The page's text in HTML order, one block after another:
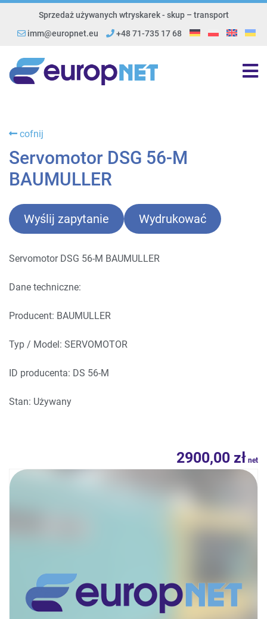
Sprzedaż używanych wtryskarek - skup – transport
imm@europnet.eu
+48 71-735 17 68
cofnij
Servomotor DSG 56-M
BAUMULLER
Wyślij zapytanie Wydrukować
Servomotor DSG 56-M BAUMULLER
Dane techniczne:
Producent: BAUMULLER
Typ / Model: SERVOMOTOR
ID producenta: DS 56-M
Stan: Używany
2900,00 zł